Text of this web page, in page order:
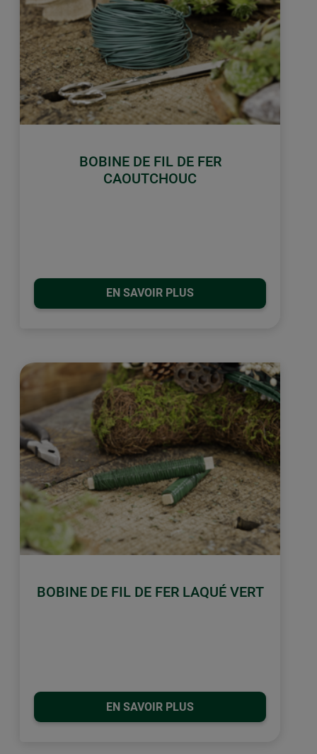
BOBINE DE FIL DE FER
CAOUTCHOUC
EN SAVOIR PLUS
BOBINE DE FIL DE FER LAQUÉ VERT
EN SAVOIR PLUS